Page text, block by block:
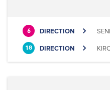
6 DIRECTION
18 DIRECTION